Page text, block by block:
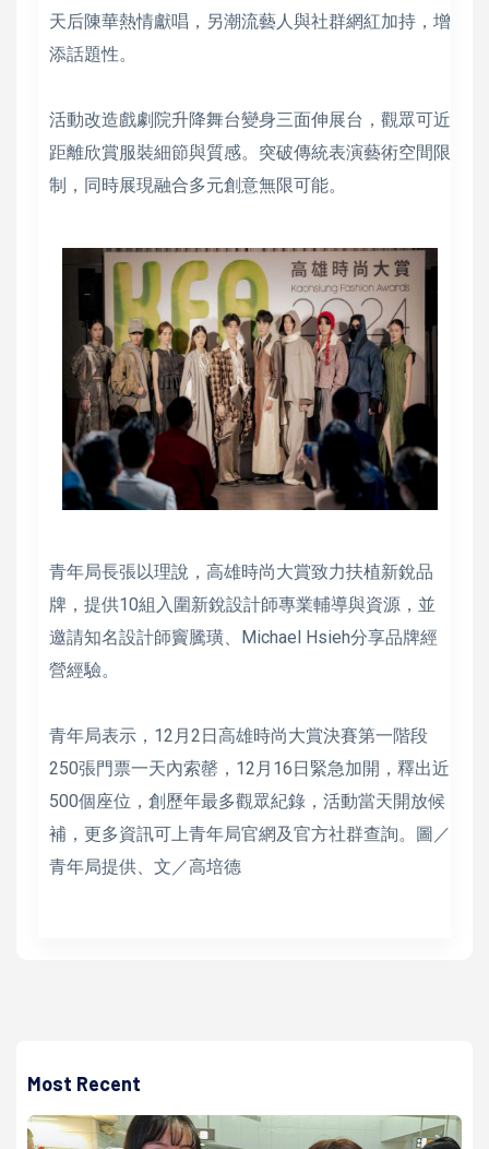
天后陳華熱情獻唱，另潮流藝人與社群網紅加持，增
添話題性。
活動改造戲劇院升降舞台變身三面伸展台，觀眾可近
距離欣賞服裝細節與質感。突破傳統表演藝術空間限
制，同時展現融合多元創意無限可能。
青年局長張以理說，高雄時尚大賞致力扶植新銳品
牌，提供10組入圍新銳設計師專業輔導與資源，並
邀請知名設計師竇騰璜、Michael Hsieh分享品牌經
營經驗。
青年局表示，12月2日高雄時尚大賞決賽第一階段
250張門票一天內索罄，12月16日緊急加開，釋出近
500個座位，創歷年最多觀眾紀錄，活動當天開放候
補，更多資訊可上青年局官網及官方社群查詢。圖／
青年局提供、文／高培德
Most Recent